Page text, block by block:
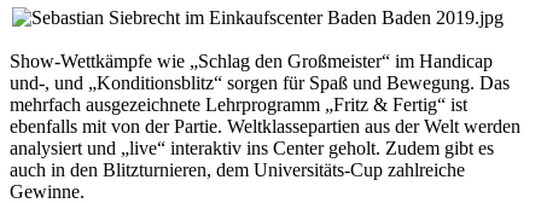
Show-Wettkämpfe wie „Schlag den Großmeister“ im Handicap
und-, und „Konditionsblitz“ sorgen für Spaß und Bewegung. Das
mehrfach ausgezeichnete Lehrprogramm „Fritz & Fertig“ ist
ebenfalls mit von der Partie. Weltklassepartien aus der Welt werden
analysiert und „live“ interaktiv ins Center geholt. Zudem gibt es
auch in den Blitzturnieren, dem Universitäts-Cup zahlreiche
Gewinne.